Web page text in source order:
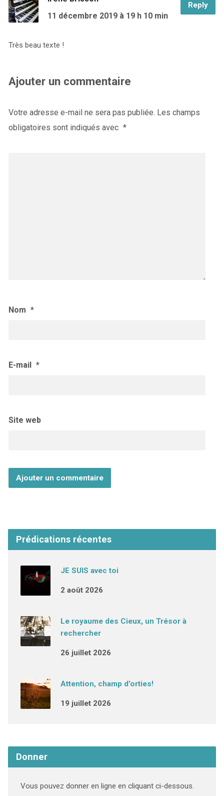
Reply
11 décembre 2019 à 19 h 10 min
Très beau texte !
Ajouter un commentaire
Votre adresse e-mail ne sera pas publiée. Les champs
obligatoires sont indiqués avec *
Nom *
E-mail *
Site web
Prédications récentes
JE SUIS avec toi
2 août 2026
Le royaume des Cieux, un Trésor à
rechercher
26 juillet 2026
Attention, champ d’orties!
19 juillet 2026
Donner
Vous pouvez donner en ligne en cliquant ci-dessous.